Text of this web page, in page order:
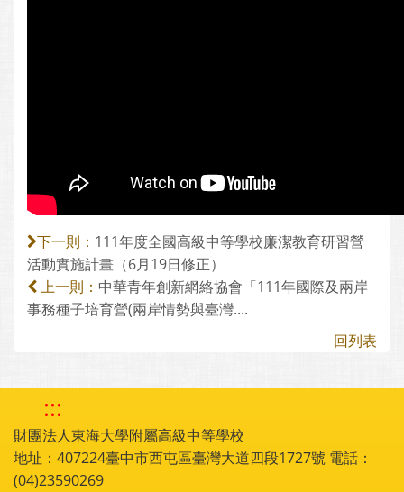
下一則： 111年度全國高級中等學校廉潔教育研習營
活動實施計畫（6月19日修正）
上一則： 中華青年創新網絡協會「111年國際及兩岸
事務種子培育營(兩岸情勢與臺灣....
回列表
:::
財團法人東海大學附屬高級中等學校
地址：407224臺中市西屯區臺灣大道四段1727號 電話：
(04)23590269